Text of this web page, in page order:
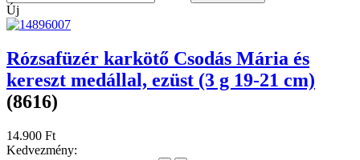
Új
Rózsafüzér karkötő Csodás Mária és
kereszt medállal, ezüst (3 g 19-21 cm)
(8616)
14.900 Ft
Kedvezmény: